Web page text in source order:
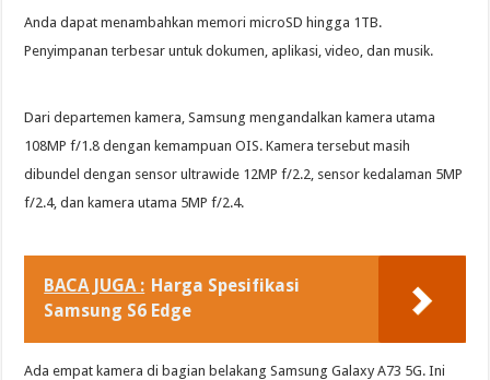
Anda dapat menambahkan memori microSD hingga 1TB.
Penyimpanan terbesar untuk dokumen, aplikasi, video, dan musik.
Dari departemen kamera, Samsung mengandalkan kamera utama
108MP f/1.8 dengan kemampuan OIS. Kamera tersebut masih
dibundel dengan sensor ultrawide 12MP f/2.2, sensor kedalaman 5MP
f/2.4, dan kamera utama 5MP f/2.4.
BACA JUGA : Harga Spesifikasi
Samsung S6 Edge
Ada empat kamera di bagian belakang Samsung Galaxy A73 5G. Ini